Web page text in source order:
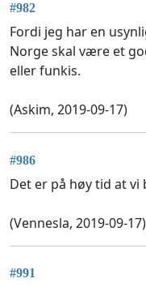
#982
Fordi jeg har en
Norge skal være et
eller funkis.
(Askim, 2019-09-17)
#986
Det er på høy tid at
(Vennesla, 2019-09-17)
#991